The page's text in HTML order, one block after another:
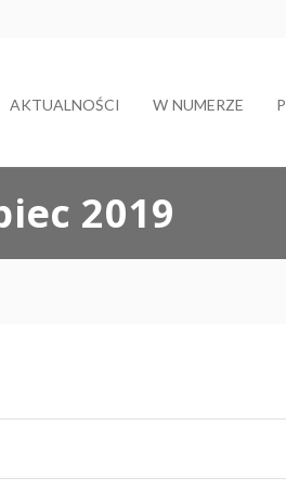
AKTUALNOŚCI W NUMERZE
2019